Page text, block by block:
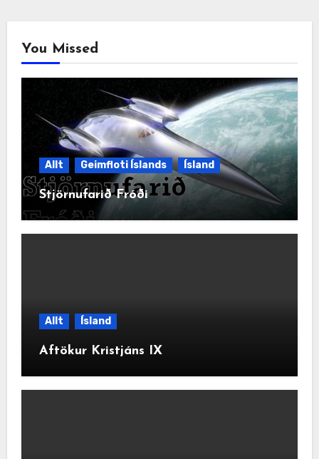
You Missed
Allt Geimfloti Íslands Ísland
Stjörnufarið Fróði
Allt Ísland
Aftökur Kristjáns IX